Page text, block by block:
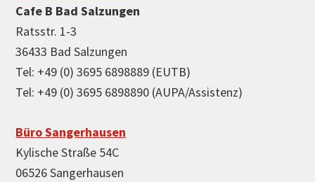
Cafe B Bad Salzungen
Ratsstr. 1-3
36433 Bad Salzungen
Tel: +49 (0) 3695 6898889 (EUTB)
Tel: +49 (0) 3695 6898890 (AUPA/Assistenz)
Büro Sangerhausen
Kylische Straße 54C
06526 Sangerhausen